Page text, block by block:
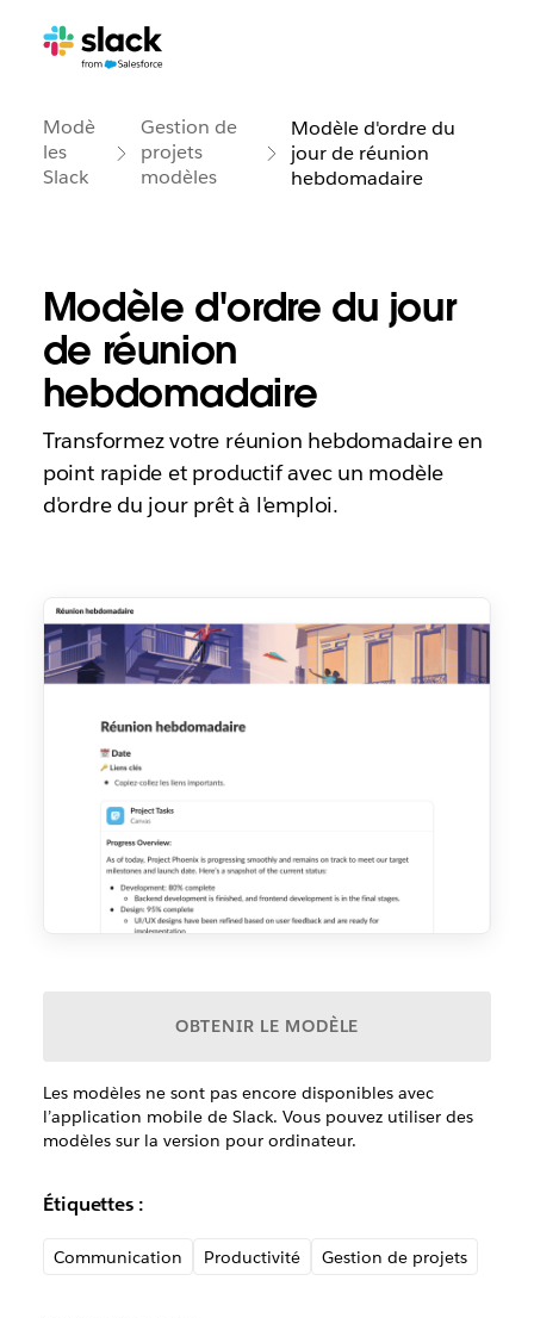
Modè
les
Slack
Gestion de
projets
modèles
Modèle d'ordre du
jour de réunion
hebdomadaire
Modèle d'ordre du jour
de réunion
hebdomadaire
Transformez votre réunion hebdomadaire en
point rapide et productif avec un modèle
d'ordre du jour prêt à l'emploi.
OBTENIR LE MODÈLE
Les modèles ne sont pas encore disponibles avec
l’application mobile de Slack. Vous pouvez utiliser des
modèles sur la version pour ordinateur.
Étiquettes :
Communication Productivité Gestion de projets